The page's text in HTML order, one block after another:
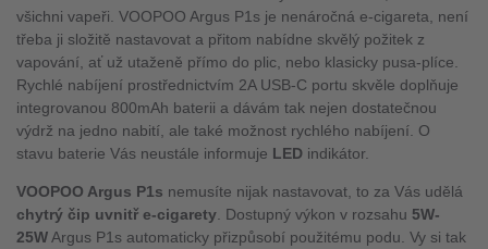
všichni vapeři. VOOPOO Argus P1s je nenáročná e-cigareta, není
třeba ji složitě nastavovat a přitom nabídne skvělý požitek z
vapování, ať už utaženě přímo do plic, nebo klasicky pusa-plíce.
Rychlé nabíjení prostřednictvím 2A USB-C portu skvěle doplňuje
integrovanou 800mAh baterii a dávám tak nejen dostatečnou
výdrž na jedno nabití, ale také možnost rychlého nabíjení. O
stavu baterie Vás neustále informuje LED indikátor.
VOOPOO Argus P1s nemusíte nijak nastavovat, to za Vás udělá
chytrý čip uvnitř e-cigarety . Dostupný výkon v rozsahu 5W-
25W Argus P1s automaticky přizpůsobí použitému podu. Vy si tak